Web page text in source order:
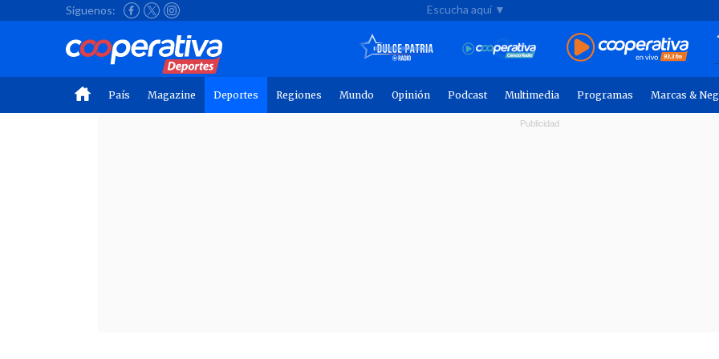
Síguenos: Escucha aquí ▼
País Magazine Deportes Regiones Mundo Opinión Podcast Multimedia Programas Marcas &